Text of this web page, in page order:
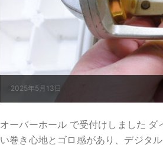
2025年5月13日
オーバーホール で受付けしました
い巻き心地とゴロ感があり、デジタ